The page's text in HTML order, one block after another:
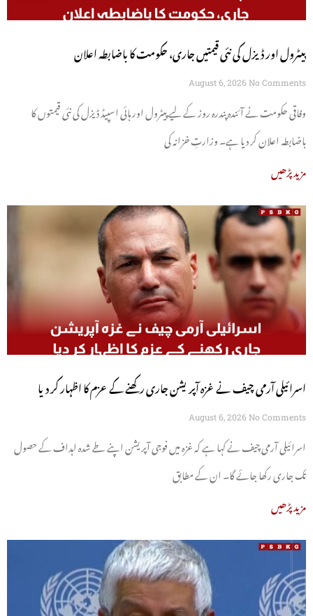
پیٹرول اور ڈیزل کی نئی قیمتیں جاری، حکومت کا باضابطہ اعلان
August 6, 2026 No Comments
وفاقی حکومت نے آئندہ پندرہ روز کے لیے پیٹرول اور ہائی اسپیڈ ڈیزل کی نئی قیمتوں کا
باضابطہ اعلان کر دیا ہے۔ وزارتِ خزانہ کی
مزید پڑھیں
اسرائیلی آرمی چیف نے غزہ آپریشن جاری رکھنے کے عزم کا اظہار کر دیا
August 6, 2026 No Comments
اسرائیلی آرمی چیف نے کہا ہے کہ غزہ میں فوجی آپریشن اپنے طے شدہ اہداف کے حصول
تک جاری رکھا جائے گا۔ ان کے مطابق
مزید پڑھیں